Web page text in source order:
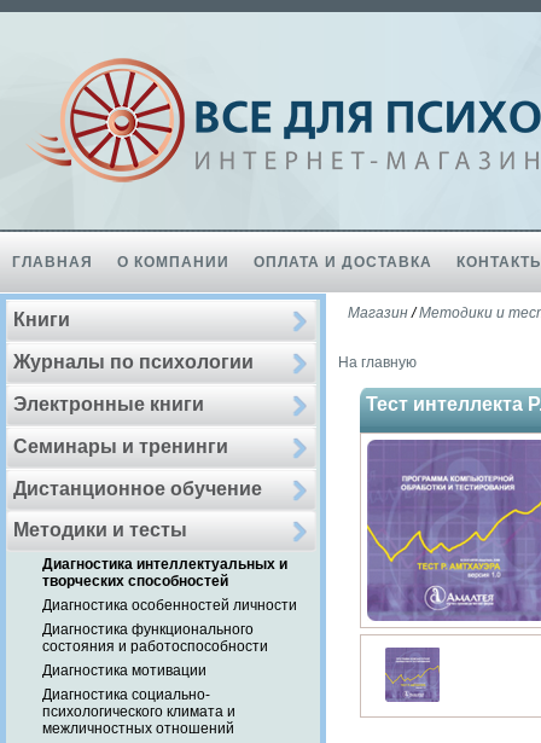
ГЛАВНАЯ О КОМПАНИИ ОПЛАТА И ДОСТАВКА
Книги
Журналы по психологии
Электронные книги
Семинары и тренинги
Дистанционное обучение
Методики и тесты
Диагностика интеллектуальных и
творческих способностей
Диагностика особенностей личности
Диагностика функционального
состояния и работоспособности
Диагностика мотивации
Диагностика социально-
психологического климата и
межличностных отношений
Магазин/Методики и
На главную
Тест интеллекта